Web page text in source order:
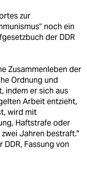
zur
noch ein
der DDR
Zusammenleben der
Ordnung und
indem er sich aus
Arbeit entzieht,
wird mit
Haftstrafe oder
Jahren bestraft."
Fassung von